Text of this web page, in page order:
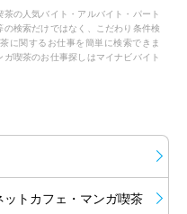
茶の人気バイト・アルバイト・パート
検索だけではなく、こだわり条件検
に関するお仕事を簡単に検索できま
喫茶のお仕事探しはマイナビバイト
ットカフェ・マンガ喫茶